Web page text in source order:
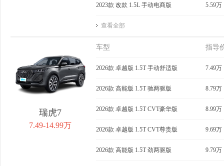
2023款 改款 1.5L 手动电商版 5.59万
查看全部
瑞虎7
7.49-14.99万
车型 指导
2026款 卓越版 1.5T 手动舒适版 7.49万
2026款 高能版 1.5T 驰两驱版 8.79万
2026款 卓越版 1.5T CVT豪华版 8.99万
2026款 卓越版 1.5T CVT尊贵版 9.69万
2026款 高能版 1.5T 劲两驱版 9.79万